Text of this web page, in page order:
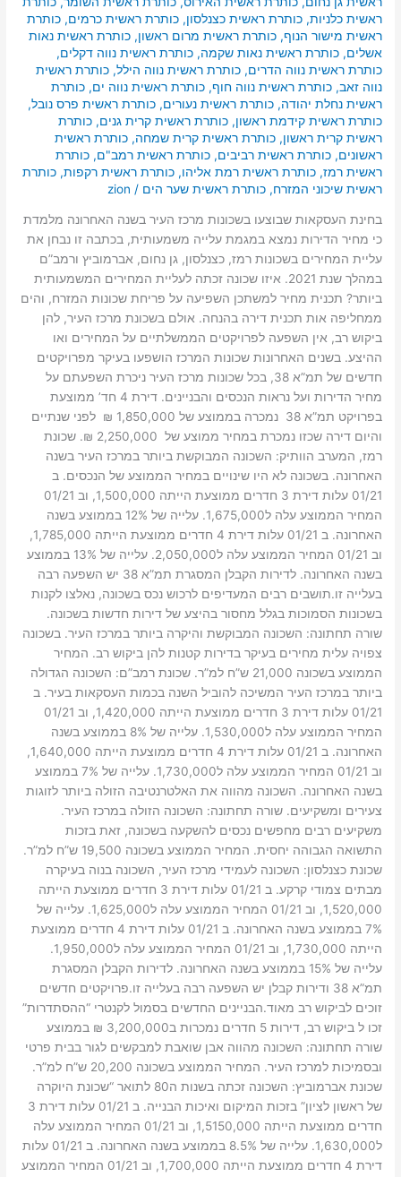
ראשית כלניות,כותרת ראשית כצנלסון,כותרת ראשית כרמים,כותרת
ראשית מישור הנוף,כותרת ראשית מרום ראשון,כותרת ראשית נאות
אשלים,כותרת ראשית נאות שקמה,כותרת ראשית נווה דקלים,
כותרת ראשית נווה הדרים,כותרת ראשית נווה הילל,כותרת ראשית
נווה זאב,כותרת ראשית נווה חוף,כותרת ראשית נווה ים,כותרת
ראשית נחלת יהודה,כותרת ראשית נעורים,כותרת ראשית פרס נובל,
כותרת ראשית קידמת ראשון,כותרת ראשית קרית גנים,כותרת
ראשית קרית ראשון,כותרת ראשית קרית שמחה,כותרת ראשית
ראשונים,כותרת ראשית רביבים,כותרת ראשית רמב"ם,כותרת
ראשית רמז,כותרת ראשית רמת אליהו,כותרת ראשית רקפות,כותרת
ראשית שיכוני המזרח,כותרת ראשית שער הים /
zion
בחינת העסקאות שבוצעו בשכונות מרכז העיר בשנה האחרונה מלמדת
כי מחיר הדירות נמצא במגמת עלייה משמעותית, בכתבה זו נבחן את
עליית המחירים בשכונות רמז, כצנלסון, גן נחום, אברמוביץ ורמב”ם
במהלך שנת 2021. איזו שכונה זכתה לעליית המחירים המשמעותית
ביותר? תכנית מחיר למשתכן השפיעה על פריחת שכונות המזרח, והים
ממחליפה אות תכנית דירה בהנחה. אולם בשכונת מרכז העיר, להן
ביקוש רב, אין השפעה לפרויקטים הממשלתיים על המחירים ואו
ההיצע. בשנים האחרונות שכונות המרכז הושפעו בעיקר מפרויקטים
חדשים של תמ”א 38, בכל שכונות מרכז העיר ניכרת השפעתם על
מחיר הדירות ועל נראות הנכסים והבניינים. דירת 4 חד’ ממוצעת
בפרויקט תמ”א 38 נמכרה בממוצע של 1,850,000 ₪ לפני שנתיים
והיום דירה שכזו נמכרת במחיר ממוצע של 2,250,000 ₪. שכונת
רמז, המערב הוותיק: השכונה המבוקשת ביותר במרכז העיר בשנה
האחרונה. בשכונה לא היו שינויים במחיר הממוצע של הנכסים. ב
01/21 עלות דירת 3 חדרים ממוצעת הייתה 1,500,000, וב 01/21
המחיר הממוצע עלה ל1,675,000. עלייה של 12% בממוצע בשנה
האחרונה. ב 01/21 עלות דירת 4 חדרים ממוצעת הייתה 1,785,000,
וב 01/21 המחיר הממוצע עלה ל2,050,000. עלייה של 13% בממוצע
בשנה האחרונה. לדירות הקבלן המסגרת תמ”א 38 יש השפעה רבה
בעלייה זו.תושבים רבים המעדיפים לרכוש נכס בשכונה, נאלצו לקנות
בשכונות הסמוכות בגלל מחסור בהיצע של דירות חדשות בשכונה.
שורה תחתונה: השכונה המבוקשת והיקרה ביותר במרכז העיר. בשכונה
צפויה עלית מחירים בעיקר בדירות קטנות להן ביקוש רב. המחיר
הממוצע בשכונה 21,000 ש”ח למ”ר. שכונת רמב”ם: השכונה הגדולה
ביותר במרכז העיר המשיכה להוביל השנה בכמות העסקאות בעיר. ב
01/21 עלות דירת 3 חדרים ממוצעת הייתה 1,420,000, וב 01/21
המחיר הממוצע עלה ל1,530,000. עלייה של 8% בממוצע בשנה
האחרונה. ב 01/21 עלות דירת 4 חדרים ממוצעת הייתה 1,640,000,
וב 01/21 המחיר הממוצע עלה ל1,730,000. עלייה של 7% בממוצע
בשנה האחרונה. השכונה מהווה את האלטרנטיבה הזולה ביותר לזוגות
צעירים ומשקיעים. שורה תחתונה: השכונה הזולה במרכז העיר.
משקיעים רבים מחפשים נכסים להשקעה בשכונה, זאת בזכות
התשואה הגבוהה יחסית. המחיר הממוצע בשכונה 19,500 ש”ח למ”ר.
שכונת כצנלסון: השכונה לעמידי מרכז העיר, השכונה בנוה בעיקרה
מבתים צמודי קרקע. ב 01/21 עלות דירת 3 חדרים ממוצעת הייתה
1,520,000, וב 01/21 המחיר הממוצע עלה ל1,625,000. עלייה של
7% בממוצע בשנה האחרונה. ב 01/21 עלות דירת 4 חדרים ממוצעת
הייתה 1,730,000, וב 01/21 המחיר הממוצע עלה ל1,950,000.
עלייה של 15% בממוצע בשנה האחרונה. לדירות הקבלן המסגרת
תמ”א 38 ודירות קבלן יש השפעה רבה בעלייה זו.פרויקטים חדשים
זוכים לביקוש רב מאוד.הבניינים החדשים בסמול לקנטרי “ההסתדרות”
זכו ל ביקוש רב, דירות 5 חדרים נמכרות ב3,200,000 ₪ בממוצע
שורה תחתונה: השכונה מהווה אבן שואבת למבקשים לגור בבית פרטי
ובסמיכות למרכז העיר. המחיר הממוצע בשכונה 20,200 ש”ח למ”ר.
שכונת אברמוביץ: השכונה זכתה בשנות ה80 לתואר “שכונת היוקרה
של ראשון לציון” בזכות המיקום ואיכות הבנייה. ב 01/21 עלות דירת 3
חדרים ממוצעת הייתה 1,5150,000, וב 01/21 המחיר הממוצע עלה
ל1,630,000. עלייה של 8.5% בממוצע בשנה האחרונה. ב 01/21 עלות
דירת 4 חדרים ממוצעת הייתה 1,700,000, וב 01/21 המחיר הממוצע